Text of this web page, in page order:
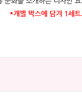
*개별 박스에 담겨 1세트